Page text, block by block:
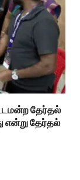
தேர்தல்
என்று தேர்தல்